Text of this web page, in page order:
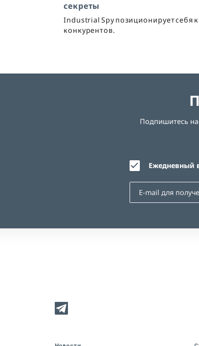
секреты
Industrial Spy позиционирует себя
конкурентов.
Подпишитесь на
Ежедневный